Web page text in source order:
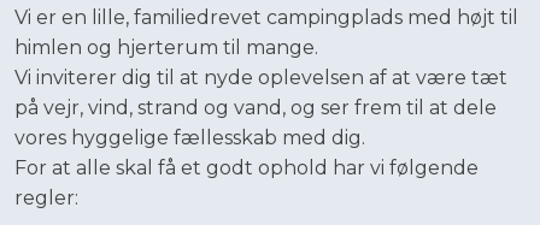
Vi er en lille, familiedrevet campingplads med højt til
himlen og hjerterum til mange.
Vi inviterer dig til at nyde oplevelsen af at være tæt
på vejr, vind, strand og vand, og ser frem til at dele
vores hyggelige fællesskab med dig.
For at alle skal få et godt ophold har vi følgende
regler: